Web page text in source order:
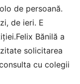
de persoană.
de ieri. E
Bănilă a
solicitarea
cu colegii